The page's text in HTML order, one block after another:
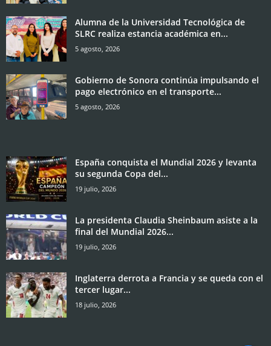
Alumna de la Universidad Tecnológica de
SLRC realiza estancia académica en...
5 agosto, 2026
Gobierno de Sonora continúa impulsando el
pago electrónico en el transporte...
5 agosto, 2026
España conquista el Mundial 2026 y levanta
su segunda Copa del...
19 julio, 2026
La presidenta Claudia Sheinbaum asiste a la
final del Mundial 2026...
19 julio, 2026
Inglaterra derrota a Francia y se queda con el
tercer lugar...
18 julio, 2026